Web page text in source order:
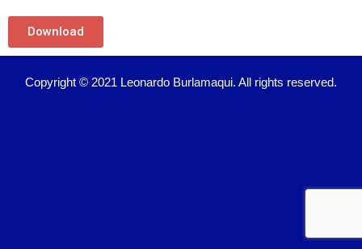
Download
Copyright © 2021 Leonardo Burlamaqui. All rights reserved.